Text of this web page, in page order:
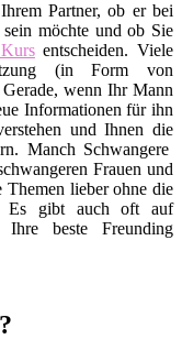
Partner, ob er bei
möchte und ob Sie
Kursentscheiden. Viele
(in Form von
wenn Ihr Mann
Informationen für ihn
und Ihnen die
Manch Schwangere
Frauen und
Themen lieber ohne die
Es gibt auch oft auf
Ihre beste Freunding